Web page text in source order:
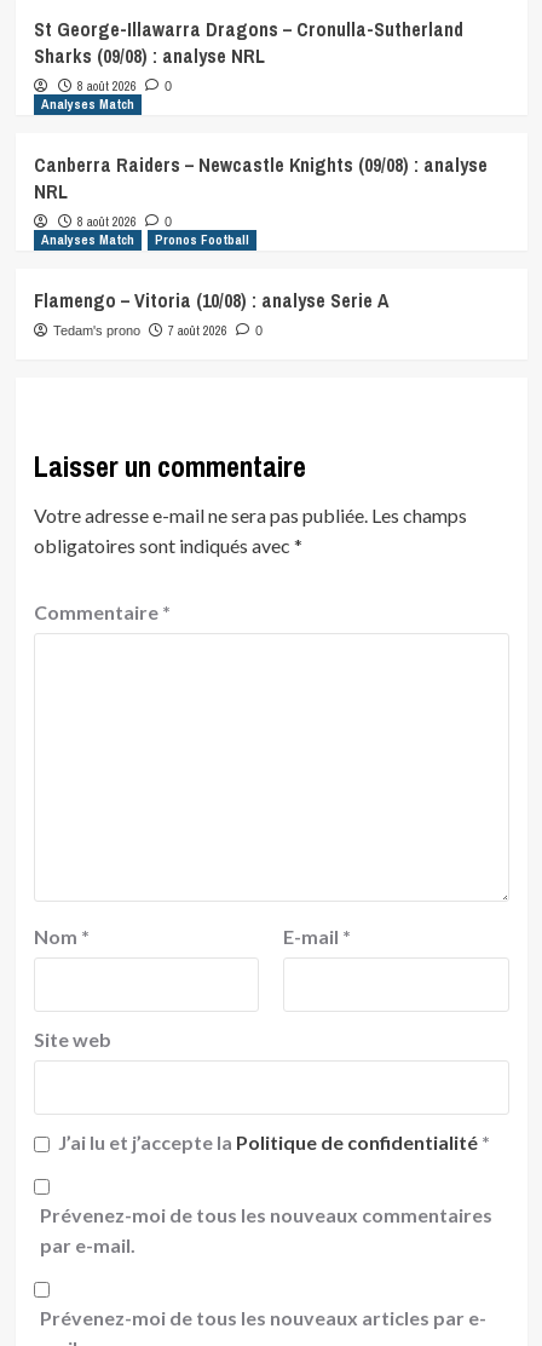
St George-Illawarra Dragons – Cronulla-Sutherland
Sharks (09/08) : analyse NRL
8 août 2026 0
Analyses Match
Canberra Raiders – Newcastle Knights (09/08) : analyse
NRL
8 août 2026 0
Analyses Match Pronos Football
Flamengo – Vitoria (10/08) : analyse Serie A
Tedam's prono 7 août 2026 0
Laisser un commentaire
Votre adresse e-mail ne sera pas publiée. Les champs
obligatoires sont indiqués avec *
Commentaire *
Nom * E-mail *
Site web
J’ai lu et j’accepte la Politique de confidentialité *
Prévenez-moi de tous les nouveaux commentaires
par e-mail.
Prévenez-moi de tous les nouveaux articles par e-